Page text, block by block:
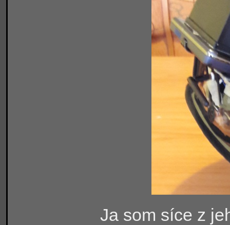
Ja som síce z